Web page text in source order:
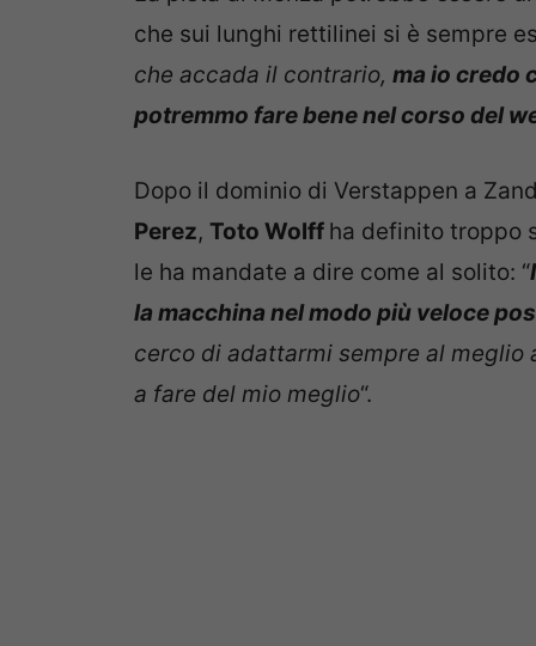
che sui lunghi rettilinei si è sempre
che accada il contrario, ma io credo
potremmo fare bene nel corso del
Dopo il dominio di Verstappen a
Perez, Toto Wolff ha definito troppo
le ha mandate a dire come al solito: “
la macchina nel modo più veloce
cerco di adattarmi sempre al meglio
a fare del mio meglio“.